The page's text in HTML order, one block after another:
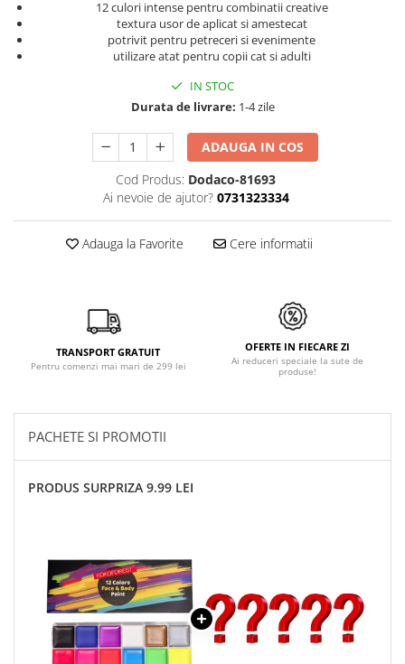
12 culori intense pentru combinatii creative
textura usor de aplicat si amestecat
potrivit pentru petreceri si evenimente
utilizare atat pentru copii cat si adulti
IN STOC
Durata de livrare: 1-4 zile
ADAUGA IN COS
Cod Produs: Dodaco-81693
Ai nevoie de ajutor? 0731323334
Adauga la Favorite Cere informatii
TRANSPORT GRATUIT
Pentru comenzi mai mari de 299 lei
OFERTE IN FIECARE ZI
Ai reduceri speciale la sute de
produse!
PACHETE SI PROMOTII
PRODUS SURPRIZA 9.99 LEI